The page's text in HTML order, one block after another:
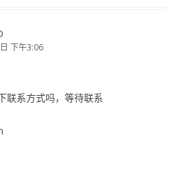
下午3:06
联系方式吗，等待联系